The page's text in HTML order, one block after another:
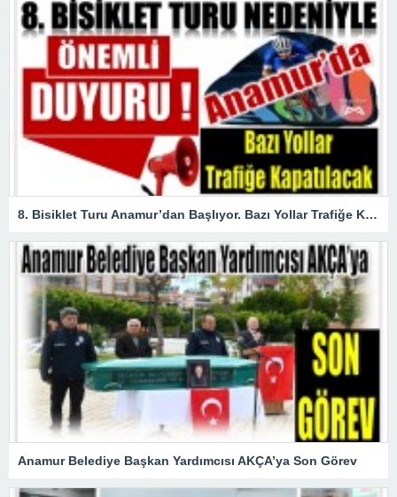
8. Bisiklet Turu Anamur’dan Başlıyor. Bazı Yollar Trafiğe Kapatılacak
Anamur Belediye Başkan Yardımcısı AKÇA’ya Son Görev